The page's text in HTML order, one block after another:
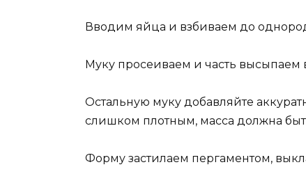
Вводим яйца и взбиваем до
Муку просеиваем и часть высыпаем
Остальную муку добавляйте
слишком плотным, масса должна
Форму застилаем пергаментом,